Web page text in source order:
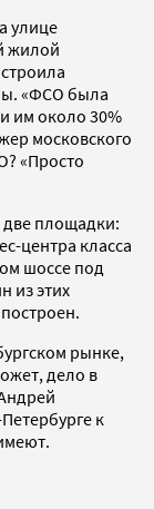
улице
жилой
«ФСО была
им около 30%
московского
«Просто
две площадки:
центра класса
шоссе под
из этих
рынке,
дело в
к